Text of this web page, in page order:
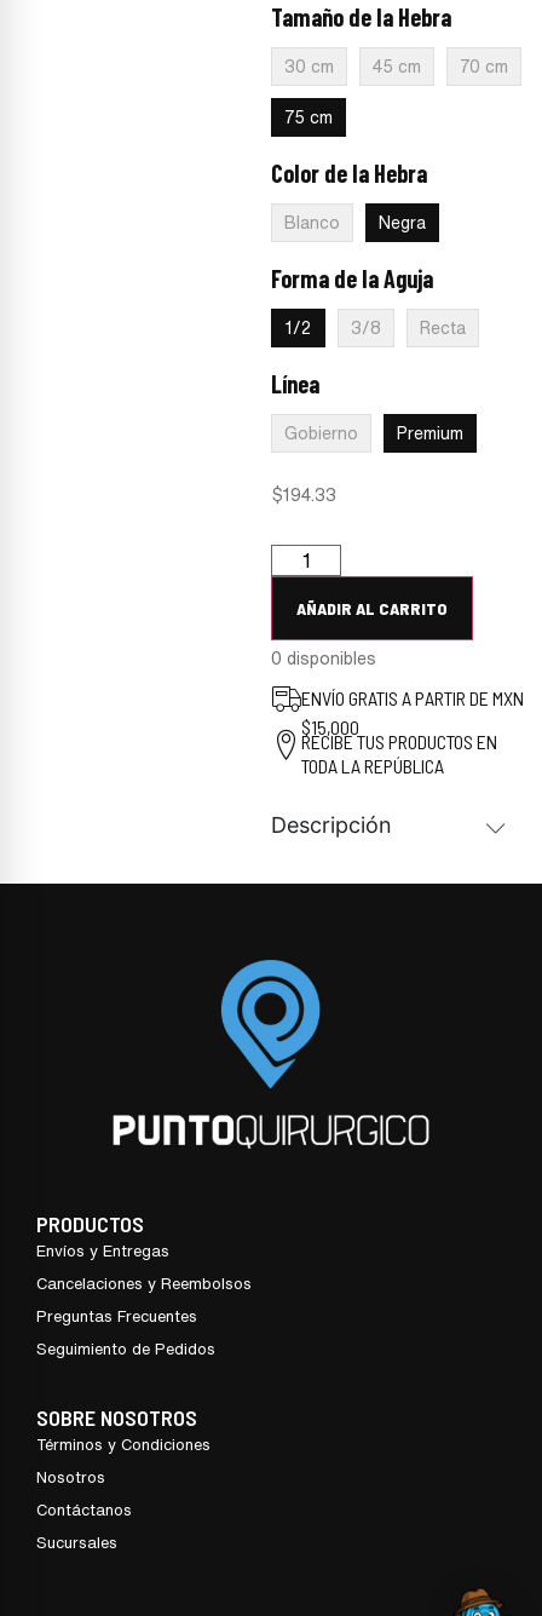
Tamaño de la Hebra
30 cm 45 cm 70 cm
75 cm
Color de la Hebra
Blanco Negra
Forma de la Aguja
1/2 3/8 Recta
Línea
Gobierno Premium
$194.33
AÑADIR AL CARRITO
0 disponibles
ENVÍO GRATIS A PARTIR DE MXN
$15,000
RECIBE TUS PRODUCTOS EN
TODA LA REPÚBLICA
Descripción
PRODUCTOS
Envíos y Entregas
Cancelaciones y Reembolsos
Preguntas Frecuentes
Seguimiento de Pedidos
SOBRE NOSOTROS
Términos y Condiciones
Nosotros
Contáctanos
Sucursales